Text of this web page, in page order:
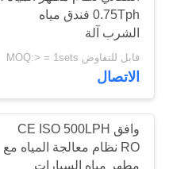
0.75Tph فندق مياه
الشرب آلة
قابل للتفاوض MOQ:> = 1sets
الاتصال
وافق CE ISO 500LPH
RO نظام معالجة المياه مع
مطهر مياه السيارات